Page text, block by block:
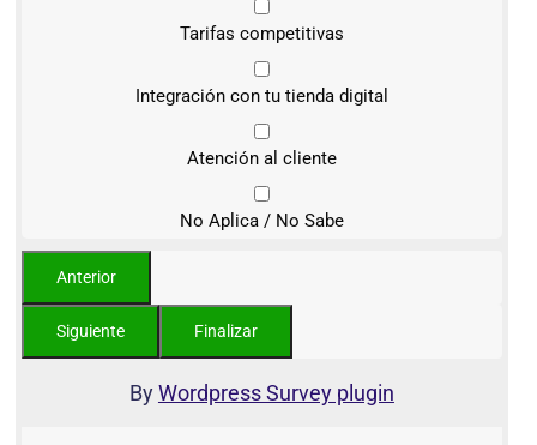
Tarifas competitivas
Integración con tu tienda digital
Atención al cliente
No Aplica / No Sabe
ByWordpress Survey plugin